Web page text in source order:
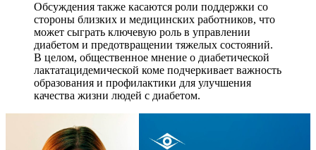
Обсуждения также касаются роли поддержки со
стороны близких и медицинских работников, что
может сыграть ключевую роль в управлении
диабетом и предотвращении тяжелых состояний.
В целом, общественное мнение о диабетической
лактатацидемической коме подчеркивает важность
образования и профилактики для улучшения
качества жизни людей с диабетом.